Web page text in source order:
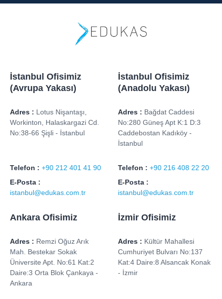
İstanbul Ofisimiz
(Avrupa Yakası)
Adres : Lotus Nişantaşı,
Workinton, Halaskargazi Cd.
No:38-66 Şişli - İstanbul
Telefon : +90 212 401 41 90
E-Posta :
istanbul@edukas.com.tr
İstanbul Ofisimiz
(Anadolu Yakası)
Adres : Bağdat Caddesi
No:280 Güneş Apt K:1 D:3
Caddebostan Kadıköy -
İstanbul
Telefon : +90 216 408 22 20
E-Posta :
istanbul@edukas.com.tr
Ankara Ofisimiz
Adres : Remzi Oğuz Arık
Mah. Bestekar Sokak
Üniversite Apt. No:61 Kat:2
Daire:3 Orta Blok Çankaya -
Ankara
İzmir Ofisimiz
Adres : Kültür Mahallesi
Cumhuriyet Bulvarı No:137
Kat:4 Daire:8 Alsancak Konak
- İzmir